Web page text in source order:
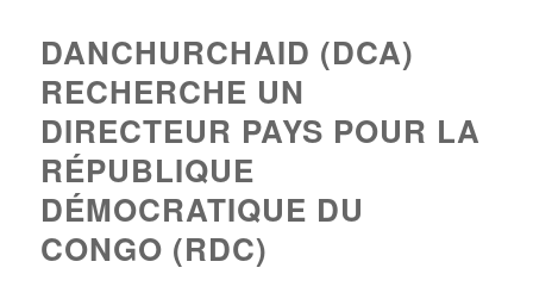
DANCHURCHAID (DCA)
RECHERCHE UN
DIRECTEUR PAYS POUR LA
RÉPUBLIQUE
DÉMOCRATIQUE DU
CONGO (RDC)